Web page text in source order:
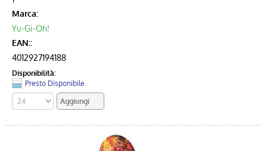
Marca:
Yu-Gi-Oh!
EAN::
4012927194188
Disponibilità:
Presto Disponibile